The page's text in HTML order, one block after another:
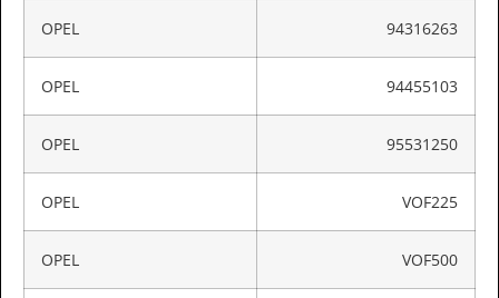
OPEL 94316263
OPEL 94455103
OPEL 95531250
OPEL VOF225
OPEL VOF500